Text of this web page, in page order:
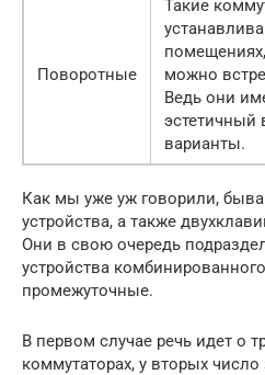
Поворотные
Такие
можно
Ведь они
эстетичный
варианты.
Как мы уже уж говорили,
устройства, а также
Они в свою очередь
устройства
промежуточные.
В первом случае речь идет о
коммутаторах, у вторых